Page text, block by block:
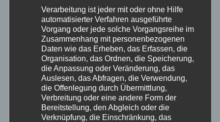
November 2025
Oktober 2025
September 2025
August 2025
Juli 2025
Verarbeitung ist jeder mit oder ohne Hilfe
automatisierter Verfahren ausgeführte
Vorgang oder jede solche Vorgangsreihe im
Zusammenhang mit personenbezogenen
Daten wie das Erheben, das Erfassen, die
Organisation, das Ordnen, die Speicherung,
die Anpassung oder Veränderung, das
Auslesen, das Abfragen, die Verwendung,
die Offenlegung durch Übermittlung,
Verbreitung oder eine andere Form der
Bereitstellung, den Abgleich oder die
Verknüpfung, die Einschränkung, das